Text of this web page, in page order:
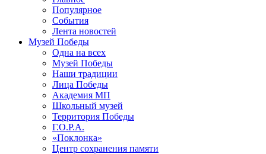
Популярное
События
Лента новостей
Музей Победы
Одна на всех
Музей Победы
Наши традиции
Лица Победы
Академия МП
Школьный музей
Территория Победы
Г.О.Р.А.
«Поклонка»
Центр сохранения памяти